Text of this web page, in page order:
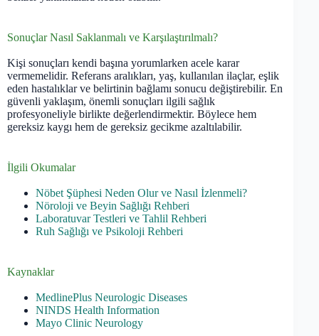
Sonuçlar Nasıl Saklanmalı ve Karşılaştırılmalı?
Kişi sonuçları kendi başına yorumlarken acele karar
vermemelidir. Referans aralıkları, yaş, kullanılan ilaçlar, eşlik
eden hastalıklar ve belirtinin bağlamı sonucu değiştirebilir. En
güvenli yaklaşım, önemli sonuçları ilgili sağlık
profesyoneliyle birlikte değerlendirmektir. Böylece hem
gereksiz kaygı hem de gereksiz gecikme azaltılabilir.
İlgili Okumalar
Nöbet Şüphesi Neden Olur ve Nasıl İzlenmeli?
Nöroloji ve Beyin Sağlığı Rehberi
Laboratuvar Testleri ve Tahlil Rehberi
Ruh Sağlığı ve Psikoloji Rehberi
Kaynaklar
MedlinePlus Neurologic Diseases
NINDS Health Information
Mayo Clinic Neurology